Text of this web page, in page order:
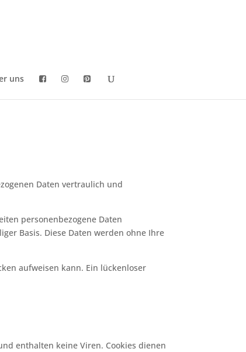
uns
Daten vertraulich und
personenbezogene Daten
Basis. Diese Daten werden ohne Ihre
aufweisen kann. Ein lückenloser
enthalten keine Viren. Cookies dienen